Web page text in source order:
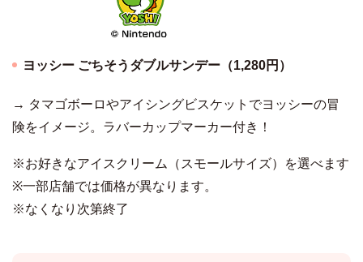
ヨッシー ごちそうダブルサンデー（1,280円）
→ タマゴボーロやアイシングビスケットでヨッシーの冒
険をイメージ。ラバーカップマーカー付き！
※お好きなアイスクリーム（スモールサイズ）を選べます
※一部店舗では価格が異なります。
※なくなり次第終了